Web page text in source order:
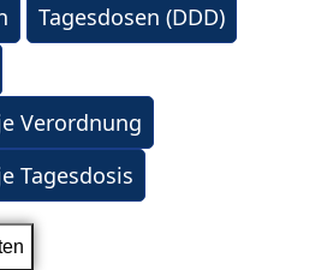
Tagesdosen (DDD)
Verordnung
Tagesdosis